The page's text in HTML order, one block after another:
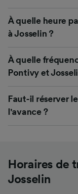
À quelle heure
à Josselin ?
À quelle
Pontivy et
Faut-il réserver
l'avance ?
Horaires de
Josselin